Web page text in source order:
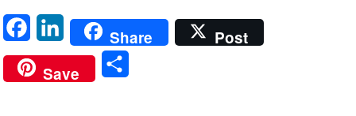
a
c
i
n
Share
Post
Save